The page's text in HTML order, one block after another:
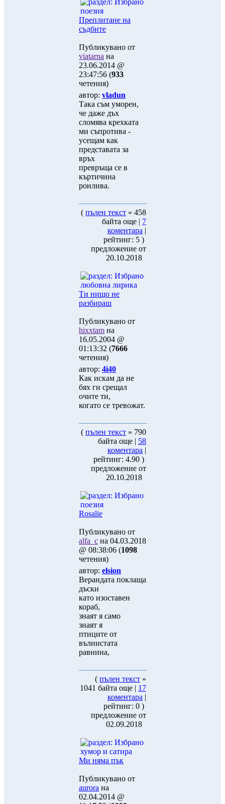
Преплитане на
съдбите
Публикувано от
viatarna на
23.06.2014 @
23:47:56 (933
четения)
автор: vladun
Така съм уморен,
че даже дъх
сломява крехката
ми съпротива -
усещам как
представата за
връх
превръща се в
къртичина
ронлива.
( пълен текст » 458
байта още | 7
коментара |
рейтинг: 5 )
предложение от
20.10.2018
Ти нищо не
разбираш
Публикувано от
hixxtam на
16.05.2004 @
01:13:32 (7666
четения)
автор: 4i40
Как искам да не
бях ги срещал
очите ти,
когато се тревожат.
( пълен текст » 790
байта още | 58
коментара |
рейтинг: 4.90 )
предложение от
20.10.2018
Rosalie
Публикувано от
alfa_c на 04.03.2018
@ 08:38:06 (1098
четения)
автор: elsion
Верандата поклаща
дъски
като изоставен
кораб,
знаят я само
знаят я
птиците от
вълнистата
равнина,
( пълен текст »
1041 байта още | 17
коментара |
рейтинг: 0 )
предложение от
02.09.2018
Ми няма пък
Публикувано от
aurora на
02.04.2014 @